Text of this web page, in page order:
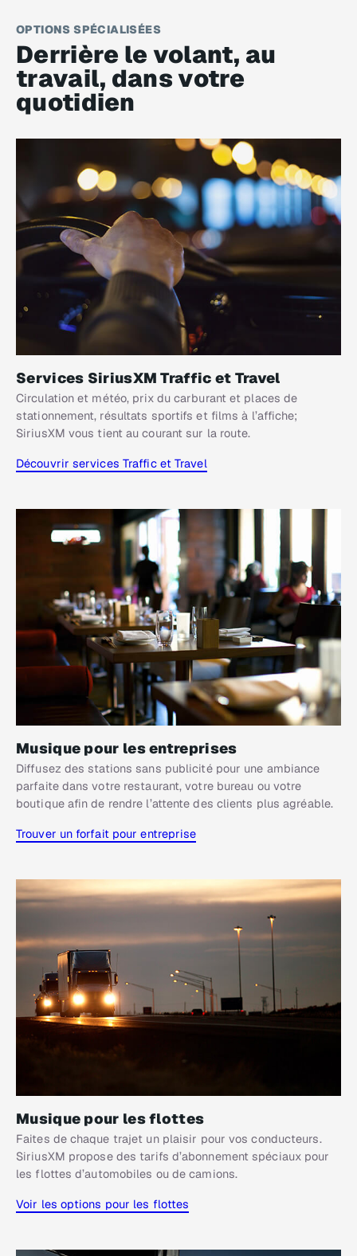
OPTIONS SPÉCIALISÉES
Derrière le volant, au
travail, dans votre
quotidien
Services SiriusXM Traffic et Travel
Circulation et météo, prix du carburant et places de
stationnement, résultats sportifs et films à l’affiche;
SiriusXM vous tient au courant sur la route.
Découvrir services Traffic et Travel
Musique pour les entreprises
Diffusez des stations sans publicité pour une ambiance
parfaite dans votre restaurant, votre bureau ou votre
boutique afin de rendre l’attente des clients plus agréable.
Trouver un forfait pour entreprise
Musique pour les flottes
Faites de chaque trajet un plaisir pour vos conducteurs.
SiriusXM propose des tarifs d’abonnement spéciaux pour
les flottes d’automobiles ou de camions.
Voir les options pour les flottes